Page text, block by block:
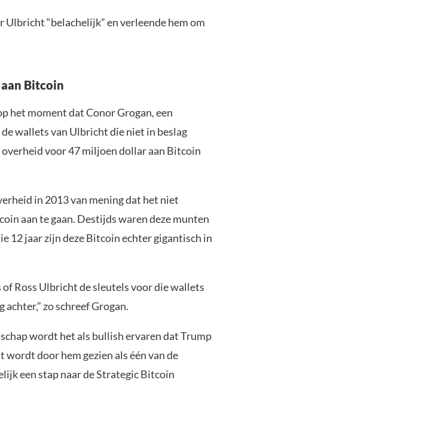
“belachelijk” en verleende hem om
Bitcoin
het moment dat Conor Grogan, een
wallets van Ulbricht die niet in beslag
voor 47 miljoen dollar aan Bitcoin
in 2013 van mening dat het niet
aan te gaan. Destijds waren deze munten
12 jaar zijn deze Bitcoin echter gigantisch in
Ross Ulbricht de sleutels voor die wallets
achter,” zo schreef Grogan.
wordt het als bullish ervaren dat Trump
door hem gezien als één van de
een stap naar de Strategic Bitcoin